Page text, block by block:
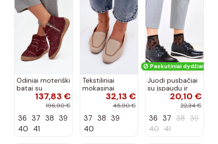
Odiniai moteriški
batai su
siūlėmis, pilies
tipo, Artiker
spalvos
137,83 €
196,90 €
36 37 38 39
40 41
Tekstiliniai
mokasinai
smėlio spalvos
32,13 €
45,90 €
37 38 39
40
Paskutiniai dydžiai!
Juodi pusbačiai
su įspaudu ir
kvadratiniu
priekiu Kerawa
20,10 €
22,34 €
36 37 38 39
40 41